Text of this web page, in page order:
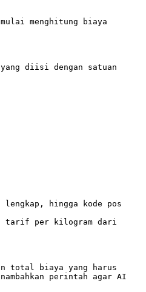
menghitung biaya
diisi dengan satuan
lengkap, hingga kode pos
tarif per kilogram dari
total biaya yang harus
perintah agar AI